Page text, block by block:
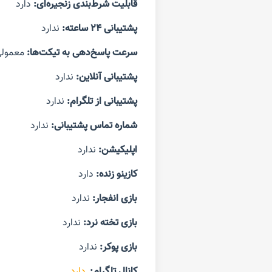
قابلیت شرط‌بندی زنجیره‌ای: دارد
پشتیبانی۲۴ساعته: ندارد
سرعت پاسخ‌دهی به تیکت‌ها:
پشتیبانی آنلاین: ندارد
پشتیبانی از تلگرام: ندارد
شماره تماس پشتیبانی: ندارد
اپلیکیشن: ندارد
کازینو زنده: دارد
بازی انفجار: ندارد
بازی تخته نرد: ندارد
بازی پوکر: ندارد